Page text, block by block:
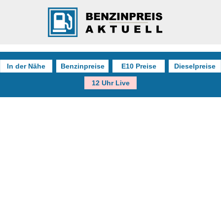
In der Nähe Benzinpreise E10 Preise Dieselpreise
12 Uhr Live